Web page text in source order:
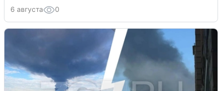
6 августа 0